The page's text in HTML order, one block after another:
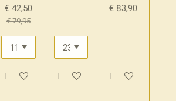
hoogte
€ 42,50
€ 79,95
In winkelwagenIn winkelwagen
€ 83,90
In winkelwagen